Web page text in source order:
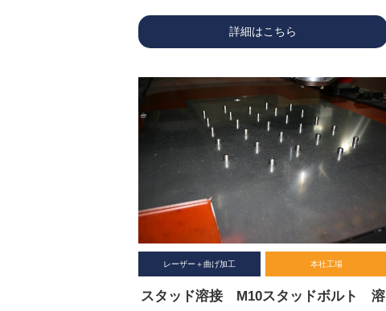
詳細はこちら
レーザー＋曲げ加工 本社工場
スタッド溶接 M10スタッドボルト 溶